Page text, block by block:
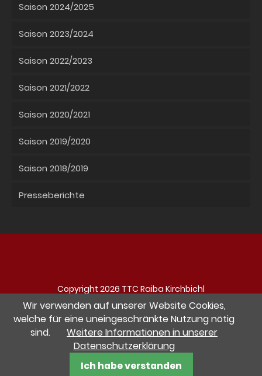
Saison 2024/2025
Saison 2023/2024
Saison 2022/2023
Saison 2021/2022
Saison 2020/2021
Saison 2019/2020
Saison 2018/2019
Presseberichte
Copyright 2026 TTC Raiba Kirchbichl
Navigation
überspringen
Impressum Datenschutz Kontakt
Besuche uns auf Facebook
website by pletzerdesign Werbeagentur
Wir verwenden auf unserer Website Cookies,
welche für eine uneingeschränkte Nutzung nötig
sind.
Weitere Informationen in unserer
Datenschutzerklärung
Ich habe verstanden